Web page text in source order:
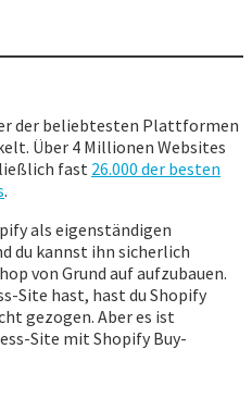
der beliebtesten Plattformen
Über 4 Millionen Websites
fast 26.000 der besten
.
als eigenständigen
du kannst ihn sicherlich
von Grund auf aufzubauen.
Site hast, hast du Shopify
gezogen. Aber es ist
Site mit Shopify Buy-